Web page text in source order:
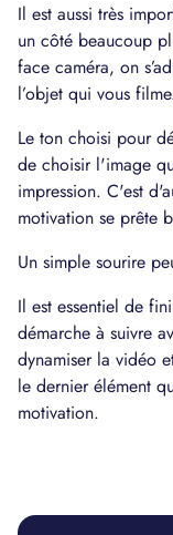
Il est aussi très
un côté beaucoup
face caméra, on
l’objet qui vous
Le ton choisi pour
de choisir l'image
impression. C'est
motivation se prête
Un simple sourire
Il est essentiel de
démarche à suivre
dynamiser la vidéo
le dernier élément
motivation.